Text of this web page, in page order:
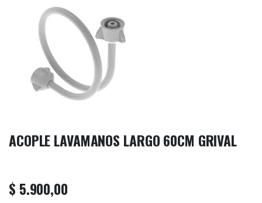
ACOPLE LAVAMANOS LARGO 60CM GRIVAL
$ 5.900,00